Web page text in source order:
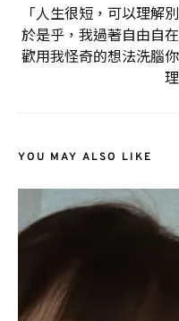
「人生很短，可以理解
於是乎，我過著自由自
歡用我怪奇的想法洗腦
YOU MAY ALSO LIKE